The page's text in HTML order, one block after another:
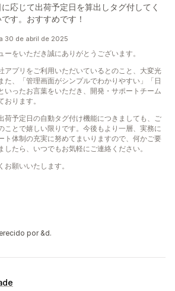
応じて出荷予定日を算出しタグ付してく
す。おすすめです！
30 de abril de 2025
ーをいただき誠にありがとうございます。
アプリをご利用いただいているとのこと、大変光
た、「管理画面がシンプルでわかりやすい」「日
いったお言葉をいただき、開発・サポートチーム
ります。
荷予定日の自動タグ付け機能につきましても、ご
ことで嬉しい限りです。今後もより一層、実務に
ト体制の充実に努めてまいりますので、何かご要
したら、いつでもお気軽にご連絡ください。
願いいたします。
por &d.